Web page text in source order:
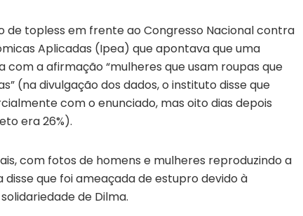
topless em frente ao Congresso Nacional contra
Aplicadas (Ipea) que apontava que uma
a afirmação “mulheres que usam roupas que
(na divulgação dos dados, o instituto disse que
com o enunciado, mas oito dias depois
era 26%).
com fotos de homens e mulheres reproduzindo a
que foi ameaçada de estupro devido à
de Dilma.